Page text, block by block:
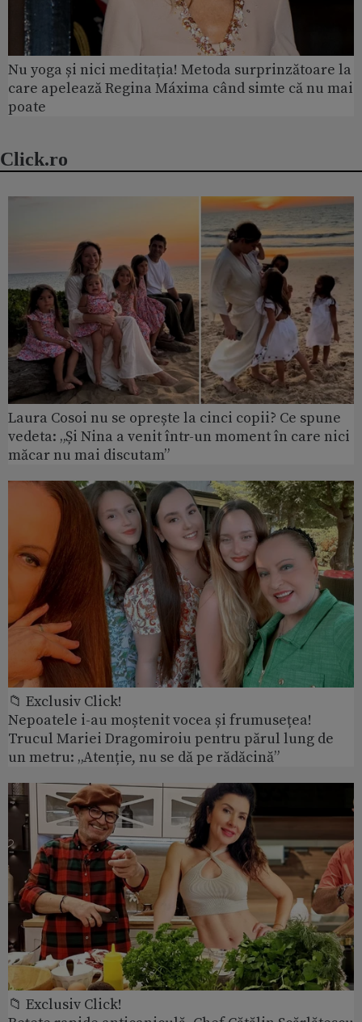
Nu yoga și nici meditația! Metoda surprinzătoare la
care apelează Regina Máxima când simte că nu mai
poate
Click.ro
Laura Cosoi nu se oprește la cinci copii? Ce spune
vedeta: „Și Nina a venit într-un moment în care nici
măcar nu mai discutam”
📁 Exclusiv Click!
Nepoatele i-au moștenit vocea și frumusețea!
Trucul Mariei Dragomiroiu pentru părul lung de
un metru: „Atenție, nu se dă pe rădăcină”
📁 Exclusiv Click!